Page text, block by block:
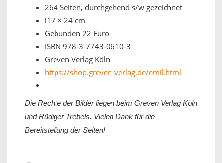
264 Seiten, durchgehend s/w gezeichnet
ǀ17 × 24 cm
Gebunden 22 Euro
ISBN 978-3-7743-0610-3
Greven Verlag Köln
https://shop.greven-verlag.de/emil.html
Die Rechte der Bilder liegen beim Greven Verlag Köln
und Rüdiger Trebels. Vielen Dank für die
Bereitstellung der Seiten!